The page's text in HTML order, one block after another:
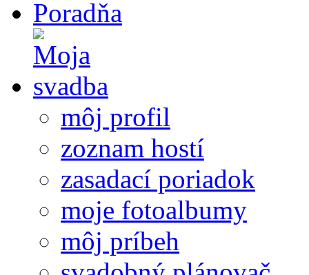
môj profil
zoznam hostí
zasadací poriadok
moje fotoalbumy
môj príbeh